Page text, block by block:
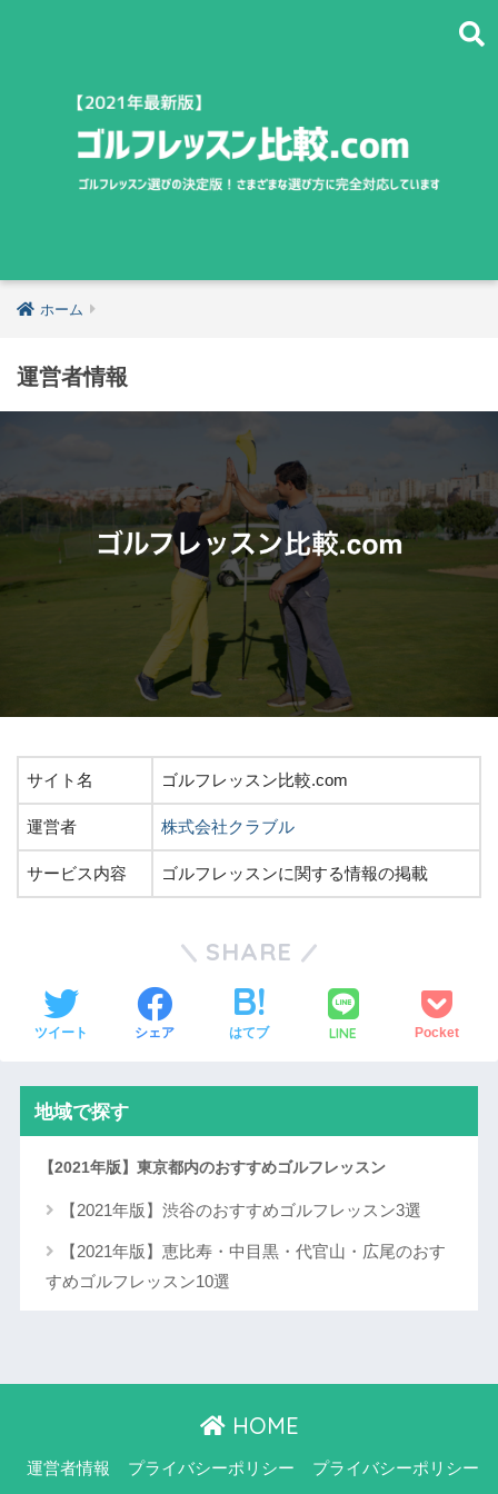
ホーム
運営者情報
サイト名 ゴルフレッスン比較.com
運営者 株式会社クラブル
サービス内容 ゴルフレッスンに関する情報の掲載
SHARE
ツイート シェア はてブ LINE Pocket
地域で探す
【2021年版】東京都内のおすすめゴルフレッスン
【2021年版】渋谷のおすすめゴルフレッスン3選
【2021年版】恵比寿・中目黒・代官山・広尾のおす
すめゴルフレッスン10選
HOME
運営者情報 プライバシーポリシー プライバシーポリシー